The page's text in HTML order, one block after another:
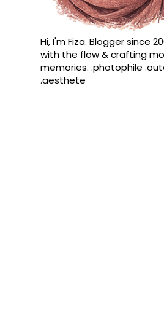
Hi, I'm Fiza. Blogger since
with the flow & crafting
memories. .photophile
.aesthete